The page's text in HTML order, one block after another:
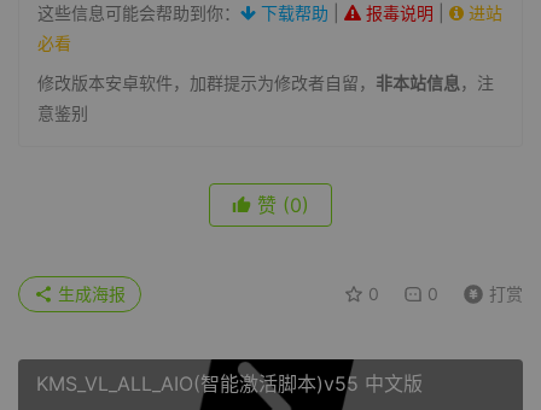
这些信息可能会帮助到你：
下载帮助 报毒说明
进站
必看
修改版本安卓软件，加群提示为修改者自留， 非本站信息，注
意鉴别
赞 (0)
0 0 打赏
生成海报
KMS_VL_ALL_AIO(智能激活脚本)v55 中文版